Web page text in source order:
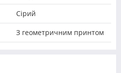
Сірий
З геометричним принтом